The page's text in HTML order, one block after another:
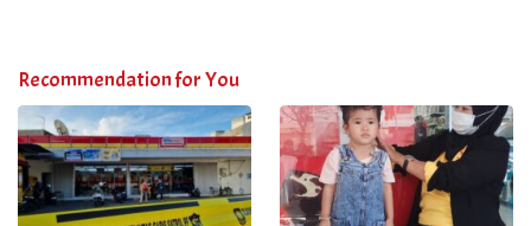
Recommendation for You